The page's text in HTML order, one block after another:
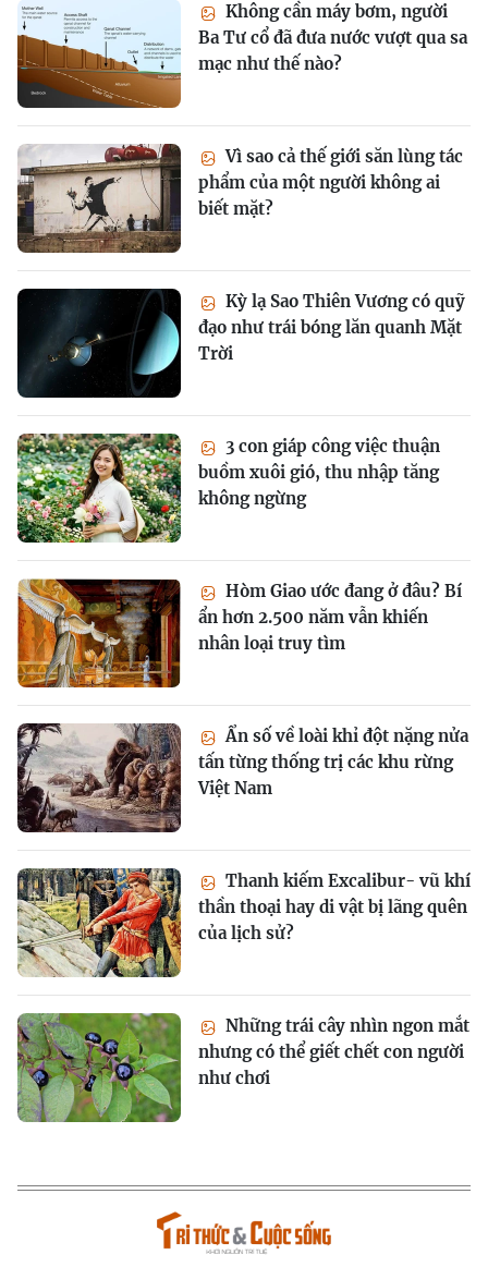
Không cần máy bơm, người
Ba Tư cổ đã đưa nước vượt qua sa
mạc như thế nào?
Vì sao cả thế giới săn lùng tác
phẩm của một người không ai
biết mặt?
Kỳ lạ Sao Thiên Vương có quỹ
đạo như trái bóng lăn quanh Mặt
Trời
3 con giáp công việc thuận
buồm xuôi gió, thu nhập tăng
không ngừng
Hòm Giao ước đang ở đâu? Bí
ẩn hơn 2.500 năm vẫn khiến
nhân loại truy tìm
Ẩn số về loài khỉ đột nặng nửa
tấn từng thống trị các khu rừng
Việt Nam
Thanh kiếm Excalibur- vũ khí
thần thoại hay di vật bị lãng quên
của lịch sử?
Những trái cây nhìn ngon mắt
nhưng có thể giết chết con người
như chơi